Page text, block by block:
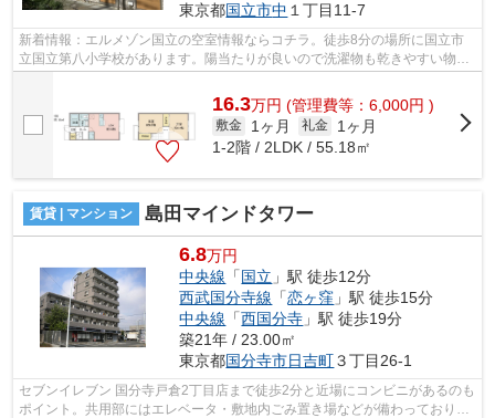
東京都国立市中 １丁目11-7
新着情報：エルメゾン国立の空室情報ならコチラ。徒歩8分の場所に国立市
立国立第八小学校があります。陽当たりが良いので洗濯物も乾きやすい物件
16.3万円 (管理費等：6,000円 )
敷金 1ヶ月 礼金
1ヶ月
1-2階 / 2LDK / 55.18㎡
賃貸 | マンション 島田マインドタワー
6.8万円
中央線 「国立 」駅 徒歩12分
西武国分寺線 「恋ヶ窪 」駅 徒歩15分
中央線 「西国分寺 」駅 徒歩19分
築21年 / 23.00㎡
東京都国分寺市日吉町３丁目26-1
セブンイレブン 国分寺戸倉2丁目店まで徒歩2分と近場にコンビニがあるのも
ポイント。共用部にはエレベータ・敷地内ごみ置き場などが備わっておりと